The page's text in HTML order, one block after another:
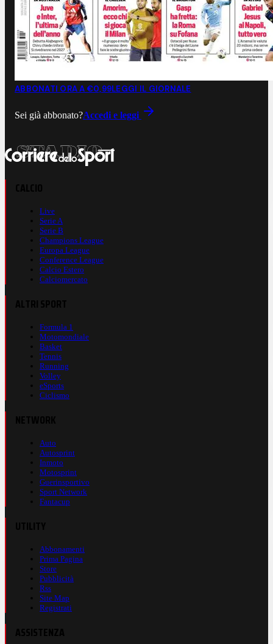
ABBONATI ORA A €0,99LEGGI IL GIORNALE
Sei già abbonato?Accedi e leggi
Live
Serie A
Serie B
Champions League
Europa League
Conference League
Calcio Estero
Calciomercato
Formula 1
Motomondiale
Basket
Tennis
Running
Volley
eSports
Ciclismo
Auto
Autosprint
Inmoto
Motosprint
Guerinsportivo
Sport Network
Fantacup
Abbonamenti
Prima Pagina
Store
Pubblicità
Rss
Site Map
Registrati